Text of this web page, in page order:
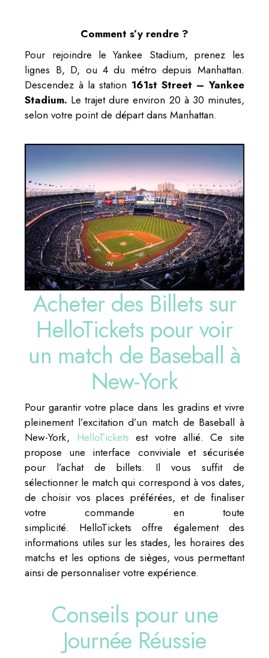
Comment s’y rendre ?
Pour rejoindre le Yankee Stadium, prenez les
lignes B, D, ou 4 du métro depuis Manhattan.
Descendez à la station 161st Street – Yankee
Stadium. Le trajet dure environ 20 à 30 minutes,
selon votre point de départ dans Manhattan.
Acheter des Billets sur
HelloTickets pour voir
un match de Baseball à
New-York
Pour garantir votre place dans les gradins et vivre
pleinement l’excitation d’un match de Baseball à
New-York, HelloTickets est votre allié. Ce site
propose une interface conviviale et sécurisée
pour l’achat de billets. Il vous suffit de
sélectionner le match qui correspond à vos dates,
de choisir vos places préférées, et de finaliser
votre commande en toute
simplicité. HelloTickets offre également des
informations utiles sur les stades, les horaires des
matchs et les options de sièges, vous permettant
ainsi de personnaliser votre expérience.
Conseils pour une
Journée Réussie